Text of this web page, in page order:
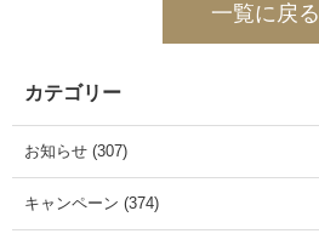
一覧に戻る
カテゴリー
お知らせ (307)
キャンペーン (374)